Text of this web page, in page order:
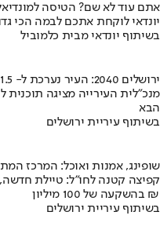
אתם עוד לא שם? הטיסה
יונדאי לוקחת אתכם לבמה הכי
בשיתוף יונדאי מבית כלמוביל
ירושלים 2040: העיר נערכת ל- 1.5 מליון תושבים
מנכ"לית העירייה מציגה תוכנית
הבא
בשיתוף עיריית ירושלים
שופינג, אמנות ואוכל: המרכז
קפיצה קטנה לחו"ל: טיילת חדשה,
בהשקעה של 100 מיליון ₪
בשיתוף עיריית ירושלים